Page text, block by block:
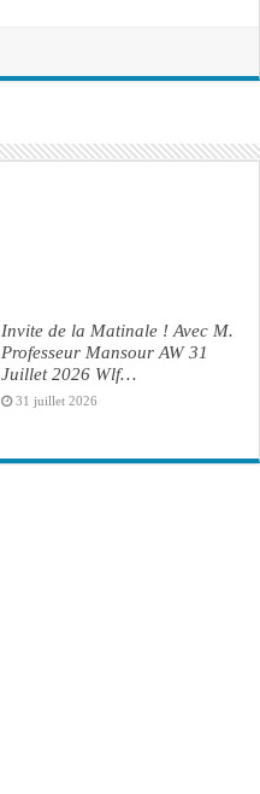
Invite de la Matinale ! Avec M.
Professeur Mansour AW 31
Juillet 2026 Wlf…
31 juillet 2026